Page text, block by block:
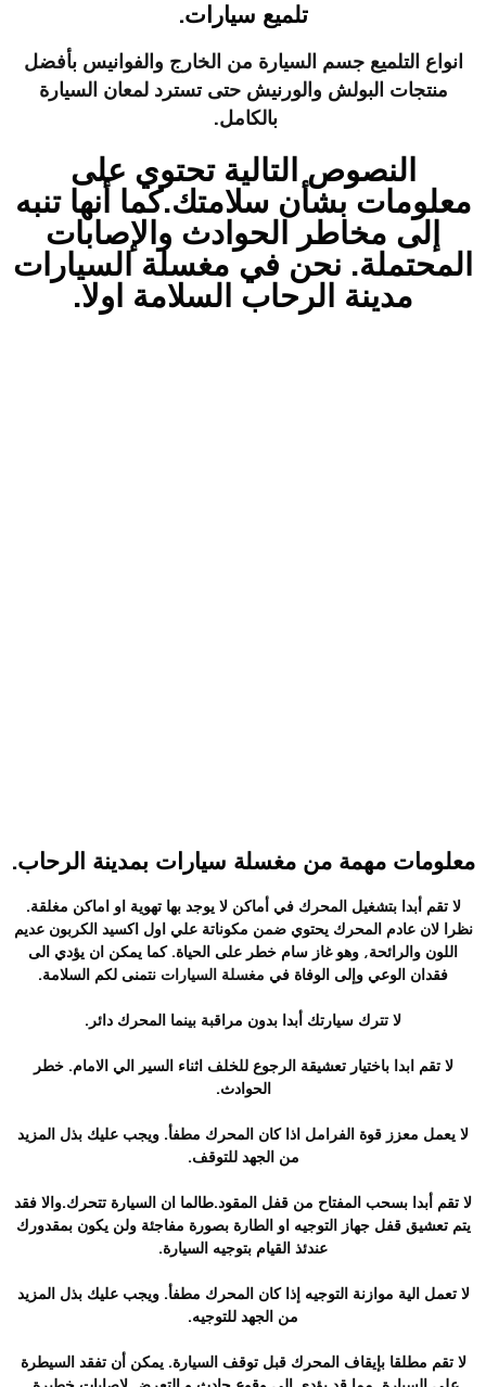
تلميع سيارات.
انواع التلميع جسم السيارة من الخارج والفوانيس بأفضل
منتجات البولش والورنيش حتى تسترد لمعان السيارة
بالكامل.
النصوص التالية تحتوي على
معلومات بشأن سلامتك.كما أنها تنبه
إلى مخاطر الحوادث والإصابات
المحتملة. نحن في مغسلة السيارات
مدينة الرحاب السلامة اولا.
معلومات مهمة من مغسلة سيارات بمدينة الرحاب.
لا تقم أبدا بتشغيل المحرك في أماكن لا يوجد بها تهوية او اماكن مغلقة.
نظرا لان عادم المحرك يحتوي ضمن مكوناتة علي اول اكسيد الكربون عديم
اللون والرائحة, وهو غاز سام خطر على الحياة. كما يمكن ان يؤدي الى
فقدان الوعي وإلى الوفاة في مغسلة السيارات نتمنى لكم السلامة.
لا تترك سيارتك أبدا بدون مراقبة بينما المحرك دائر.
لا تقم ابدا باختيار تعشيقة الرجوع للخلف اثناء السير الي الامام. خطر
الحوادث.
لا يعمل معزز قوة الفرامل اذا كان المحرك مطفأ. ويجب عليك بذل المزيد
من الجهد للتوقف.
لا تقم أبدا بسحب المفتاح من قفل المقود.طالما ان السيارة تتحرك.والا فقد
يتم تعشيق قفل جهاز التوجيه او الطارة بصورة مفاجئة ولن يكون بمقدورك
عندئذ القيام بتوجيه السيارة.
لا تعمل الية موازنة التوجيه إذا كان المحرك مطفأ. ويجب عليك بذل المزيد
من الجهد للتوجيه.
لا تقم مطلقا بإيقاف المحرك قبل توقف السيارة. يمكن أن تفقد السيطرة